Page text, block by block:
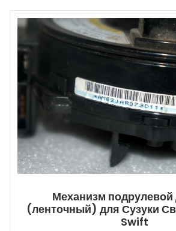
Механизм подрулевой
(ленточный) для Сузуки
Swift